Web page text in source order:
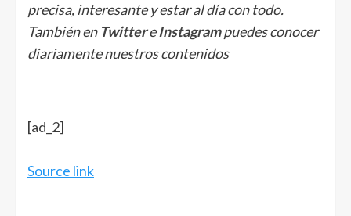
precisa, interesante y estar al día con todo.
También en TwittereInstagrampuedes conocer
diariamente nuestros contenidos
[ad_2]
Source link